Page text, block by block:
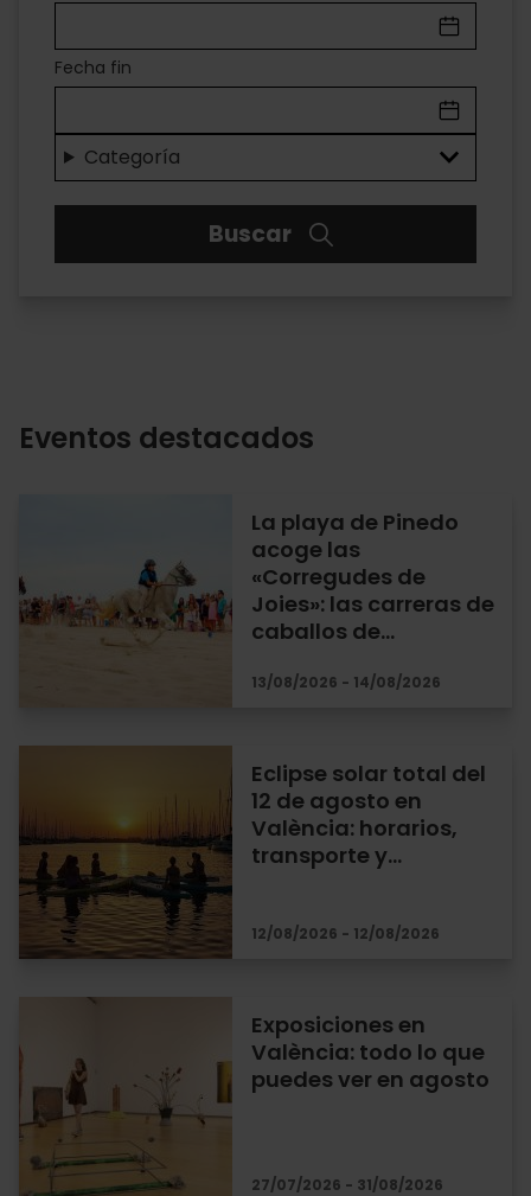
VALÈNCIA
Fecha fin
Categoría
Buscar
Eventos destacados
La playa de Pinedo
acoge las
«Corregudes de
Joies»: las carreras de
caballos de…
13/08/2026 - 14/08/2026
Eclipse solar total del
12 de agosto en
València: horarios,
transporte y…
12/08/2026 - 12/08/2026
Exposiciones en
València: todo lo que
puedes ver en agosto
27/07/2026 - 31/08/2026